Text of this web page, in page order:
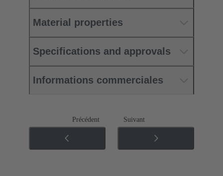
Material properties
Specifications and approvals
Informations commerciales
Précédent Suivant